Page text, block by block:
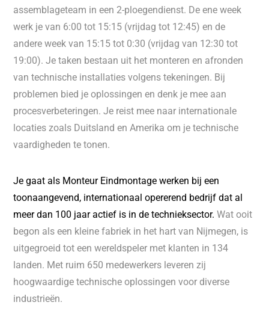
assemblageteam in een 2-ploegendienst. De ene week
werk je van 6:00 tot 15:15 (vrijdag tot 12:45) en de
andere week van 15:15 tot 0:30 (vrijdag van 12:30 tot
19:00). Je taken bestaan uit het monteren en afronden
van technische installaties volgens tekeningen. Bij
problemen bied je oplossingen en denk je mee aan
procesverbeteringen. Je reist mee naar internationale
locaties zoals Duitsland en Amerika om je technische
vaardigheden te tonen.
Je gaat als Monteur Eindmontage werken bij een
toonaangevend, internationaal opererend bedrijf dat al
meer dan 100 jaar actief is in de technieksector. Wat ooit
begon als een kleine fabriek in het hart van Nijmegen, is
uitgegroeid tot een wereldspeler met klanten in 134
landen. Met ruim 650 medewerkers leveren zij
hoogwaardige technische oplossingen voor diverse
industrieën.